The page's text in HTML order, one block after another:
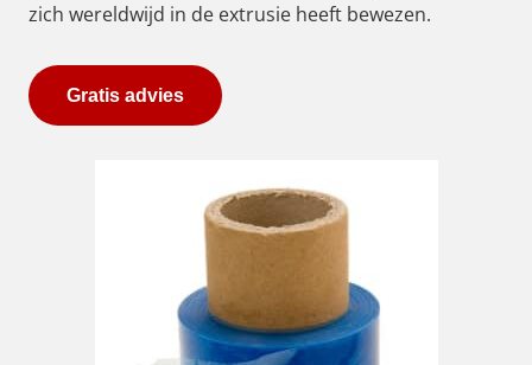
zich wereldwijd in de extrusie heeft bewezen.
Gratis advies